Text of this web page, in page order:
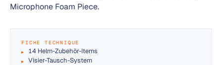
Microphone Foam Piece.
FICHE TECHNIQUE
14 Helm-Zubehör-Items
Visier-Tausch-System